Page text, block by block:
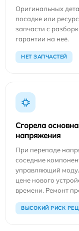
Оригинальных
посадке или
запчасти с
гарантии на неё.
НЕТ ЗАПЧАСТЕЙ
Сгорела
напряжения
При перепаде
соседние
управляющий
цене нового
времени. Ремонт
ВЫСОКИЙ РИСК